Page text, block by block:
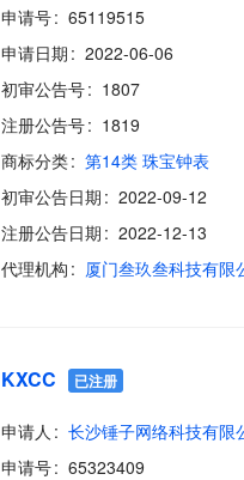
申请号
65119515
申请日期
2022-06-06
初审公告号
1807
注册公告号
1819
商标分类
第14类 珠宝钟表
初审公告日期
2022-09-12
注册公告日期
2022-12-13
代理机构
厦门叁玖叁科技有限
KXCC 已注册
申请人
长沙锤子网络科技有限
申请号
65323409